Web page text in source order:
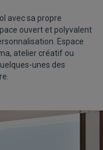
avec sa propre
ouvert et polyvalent
Espace
atelier créatif ou
unes des